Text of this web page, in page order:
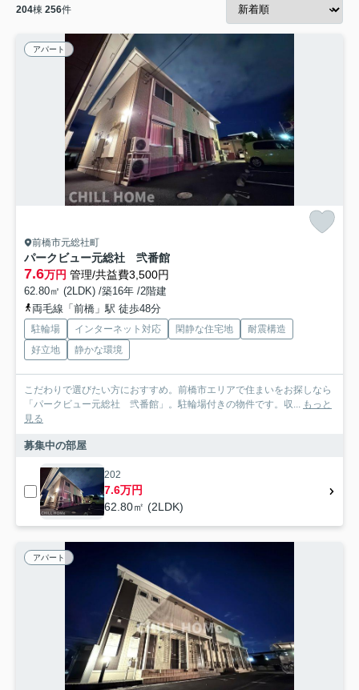
204棟 256件
アパート
前橋市元総社町
パークビュー元総社 弐番館
7.6万円 管理/共益費3,500円
62.80㎡ (2LDK) /築16年 /2階建
両毛線「前橋」駅 徒歩48分
駐輪場 インターネット対応 閑静な住宅地
耐震構造
好立地
静かな環境
こだわりで選びたい方におすすめ。前橋市エリアで住まいをお探しなら
「パークビュー元総社 弐番館」。駐輪場付きの物件です。収... もっと
見る
募集中の部屋
202
7.6万円
62.80㎡ (2LDK)
アパート